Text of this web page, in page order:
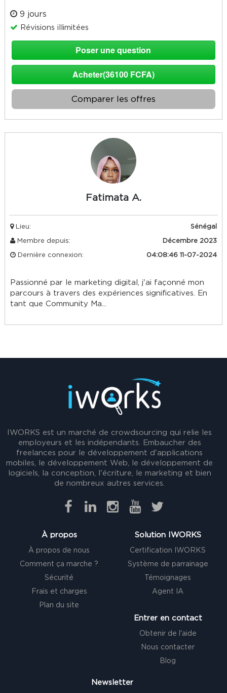
9 jours
Révisions illimitées
Poser une question
Acheter(36100 FCFA)
Comparer les offres
Fatimata A.
Lieu: Sénégal
Membre depuis: Décembre 2023
Dernière connexion: 04:08:46 11-07-2024
Passionné par le marketing digital, j'ai façonné mon
parcours à travers des expériences significatives. En
tant que Community Ma...
IWORKS est un marché de crowdsourcing qui relie les
employeurs et les indépendants. Embaucher des
freelances pour le développement d'applications
mobiles, le développement Web, le développement de
logiciels, la conception, l'écriture, le marketing et bien
de nombreux autres services.
À propos
À propos de nous
Comment ça marche ?
Sécurité
Frais et charges
Plan du site
Solution IWORKS
Certification IWORKS
Système de parrainage
Témoignages
Agent IA
Entrer en contact
Obtenir de l'aide
Nous contacter
Blog
Newsletter